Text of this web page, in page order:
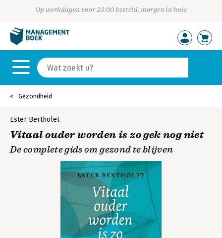
Op werkdagen voor 23:00 besteld, morgen in huis
Gezondheid
Ester Bertholet
Vitaal ouder worden is zo gek nog niet
De complete gids om gezond te blijven